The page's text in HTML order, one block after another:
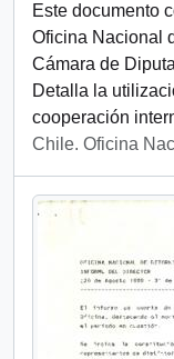
Este documento
Oficina Nacional
Cámara de
Detalla la
cooperación
Chile. Oficina